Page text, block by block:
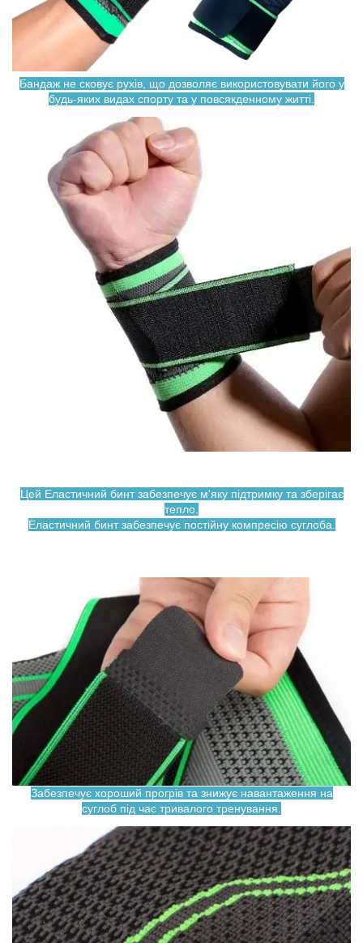
Бандаж не сковує рухів, що дозволяє використовувати його у
будь-яких видах спорту та у повсякденному житті.
Цей Еластичний бинт забезпечує м'яку підтримку та зберігає
тепло.
Еластичний бинт забезпечує постійну компресію суглоба.
Забезпечує хороший прогрів та знижує навантаження на
суглоб під час тривалого тренування.